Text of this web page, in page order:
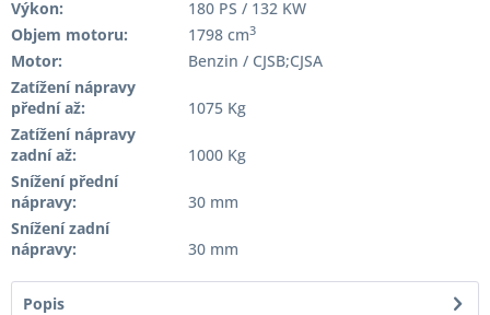
Výkon:
180 PS / 132 KW
Objem motoru:
1798 cm3
Motor:
Benzin / CJSB;CJSA
Zatížení nápravy
přední až:
1075 Kg
Zatížení nápravy
zadní až:
1000 Kg
Snížení přední
nápravy:
30 mm
Snížení zadní
nápravy:
30 mm
Popis